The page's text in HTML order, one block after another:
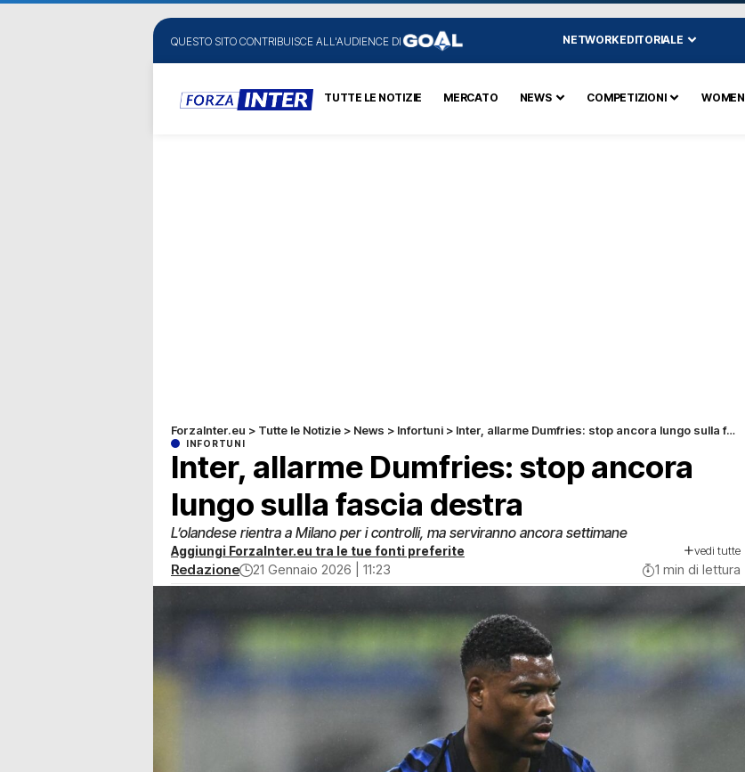
QUESTO SITO CONTRIBUISCE ALL'AUDIENCE DI NETWORK EDITORIALE
TUTTE LE NOTIZIE MERCATO NEWS COMPETIZIONI WOMEN
ForzaInter.eu > Tutte le Notizie > News > Infortuni > Inter, allarme Dumfries: stop ancora lungo sulla fascia destra
INFORTUNI
Inter, allarme Dumfries: stop ancora
lungo sulla fascia destra
L’olandese rientra a Milano per i controlli, ma serviranno ancora settimane
Aggiungi ForzaInter.eu tra le tue fonti preferite vedi tutte
Redazione 21 Gennaio 2026 | 11:23 1 min di lettura